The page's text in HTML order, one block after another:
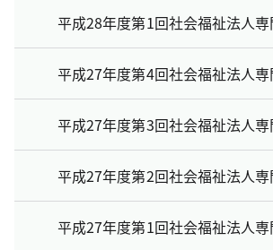
平成28年度第1回社会福祉法人
平成27年度第4回社会福祉法人
平成27年度第3回社会福祉法人
平成27年度第2回社会福祉法人
平成27年度第1回社会福祉法人